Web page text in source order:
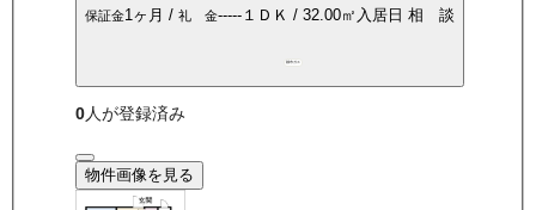
保証金1ヶ月 / 礼 金-----１ＤＫ / 32.00㎡ 入居日 相 談
都市ガス
0人が登録済み
物件画像を見る